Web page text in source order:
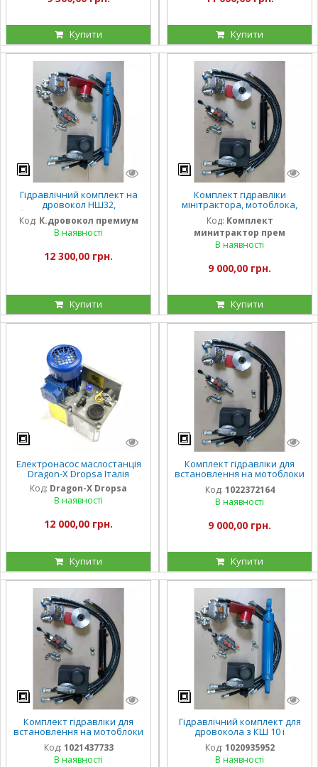
Купити Купити
Гідравлічний комплект на
дровокол НШ32,
болгарський розподільник
Р81 (преміумкомплекс)
Код: К.дровокол премиум
В наявності
12 300,00 грн.
Купити
Комплект гідравліки
мінітрактора, мотоблока,
мототрактора (преміум
варіант)
Код: Комплект
минитрактор прем
В наявності
9 000,00 грн.
Купити
Електронасос маслостанція
Dragon-X Dropsa Італія
Код: Dragon-X Dropsa
В наявності
12 000,00 грн.
Купити
Комплект гідравліки для
встановлення на мотоблоки
та мінімототрактора з
гідроциліндром
Код: 1022372164
В наявності
9 000,00 грн.
Купити
Комплект гідравліки для
встановлення на мотоблоки
та мінімототрактора з
гідроциліндром
Код: 1021437733
В наявності
Гідравлічний комплект для
дровокола з КШ 10 і
приводом НШ
Код: 1020935952
В наявності